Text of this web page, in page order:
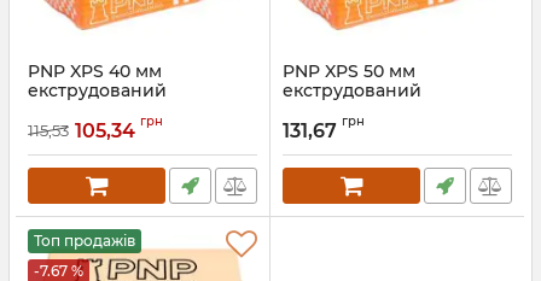
PNP XPS 40 мм
екструдований
115,53 105,34 грн
PNP XPS 50 мм
екструдований
Артикул: 14843005000490
131,67 грн
Топ продажів
-7.67 %